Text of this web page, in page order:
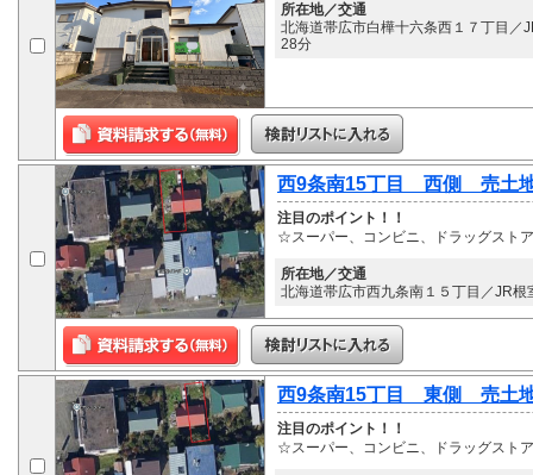
所在地／交通
北海道帯広市白樺十六条西１７丁目／
28分
西9条南15丁目 西側 売土
注目のポイント！！
☆スーパー、コンビニ、ドラッグスト
所在地／交通
北海道帯広市西九条南１５丁目／JR根
西9条南15丁目 東側 売土
注目のポイント！！
☆スーパー、コンビニ、ドラッグスト